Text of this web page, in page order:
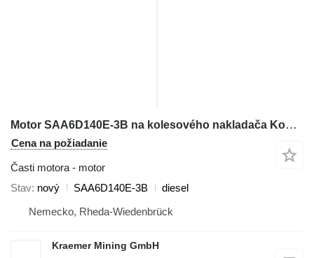
Motor SAA6D140E-3B na kolesového nakladača Komatsu WA500-3 PC750-6 D155AX-6
Cena na požiadanie
Časti motora - motor
Stav nový SAA6D140E-3B
diesel
Nemecko, Rheda-Wiedenbrück
Kraemer Mining GmbH